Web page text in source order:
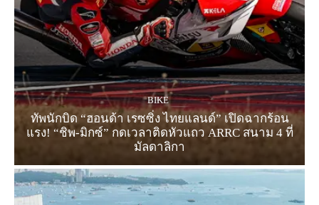
BIKE
ทัพนักบิด “ฮอนด้า เรซซิ่ง ไทยแลนด์” เปิดฉากร้อน
แรง! “ชิพ-มิกซ์” กดเวลาติดหัวแถว ARRC สนาม 4 ที่
มัลดาลิกา